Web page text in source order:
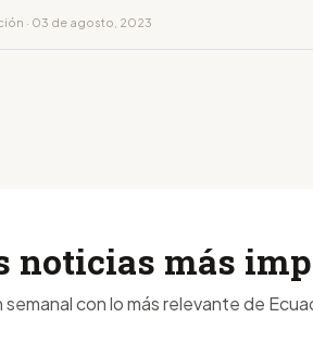
· 03 de agosto, 2023
noticias más
con lo más relevante de